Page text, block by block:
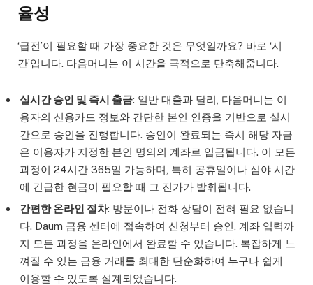
율성
‘급전’이 필요할 때 가장 중요한 것은 무엇일까요? 바로 ‘시
간’입니다. 다음머니는 이 시간을 극적으로 단축해줍니다.
실시간 승인 및 즉시 출금: 일반 대출과 달리, 다음머니는 이
용자의 신용카드 정보와 간단한 본인 인증을 기반으로 실시
간으로 승인을 진행합니다. 승인이 완료되는 즉시 해당 자금
은 이용자가 지정한 본인 명의의 계좌로 입금됩니다. 이 모든
과정이 24시간 365일 가능하며, 특히 공휴일이나 심야 시간
에 긴급한 현금이 필요할 때 그 진가가 발휘됩니다.
간편한 온라인 절차: 방문이나 전화 상담이 전혀 필요 없습니
다. Daum 금융 센터에 접속하여 신청부터 승인, 계좌 입력까
지 모든 과정을 온라인에서 완료할 수 있습니다. 복잡하게 느
껴질 수 있는 금융 거래를 최대한 단순화하여 누구나 쉽게
이용할 수 있도록 설계되었습니다.